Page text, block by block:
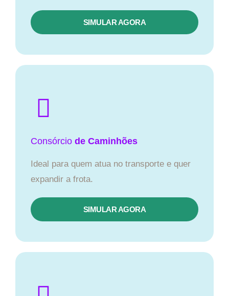
SIMULAR AGORA
Consórcio de Caminhões
Ideal para quem atua no transporte e quer
expandir a frota.
SIMULAR AGORA